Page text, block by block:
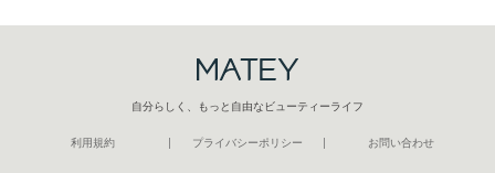
自分らしく、もっと自由なビューティーライフ
利用規約 プライバシーポリシー お問い合わせ